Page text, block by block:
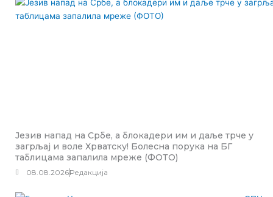
Језив напад на Србе, а блокадери им и даље трче у
загрљај и воле Хрватску! Болесна порука на БГ
таблицама запалила мреже (ФОТО)
08.08.2026Редакција